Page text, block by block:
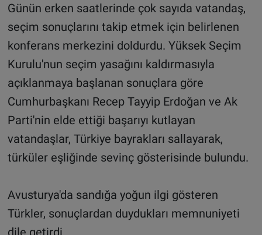
Günün erken saatlerinde çok sayıda vatandaş,
seçim sonuçlarını takip etmek için belirlenen
konferans merkezini doldurdu. Yüksek Seçim
Kurulu'nun seçim yasağını kaldırmasıyla
açıklanmaya başlanan sonuçlara göre
Cumhurbaşkanı Recep Tayyip Erdoğan ve Ak
Parti'nin elde ettiği başarıyı kutlayan
vatandaşlar, Türkiye bayrakları sallayarak,
türküler eşliğinde sevinç gösterisinde bulundu.
Avusturya'da sandığa yoğun ilgi gösteren
Türkler, sonuçlardan duydukları memnuniyeti
dile getirdi.